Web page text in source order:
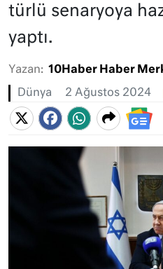
türlü senaryoya
yaptı.
Yazan: 10Haber Haber
Dünya 2 Ağustos 2024